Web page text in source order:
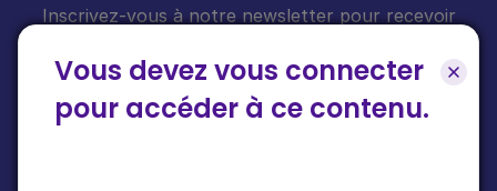
Vous devez vous connecter
pour accéder à ce contenu.
Inscrivez-vous à notre newsletter pour recevoir
votre boîte mail.